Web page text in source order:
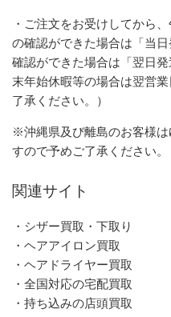
・ご注文をお受けしてから
の確認ができた場合は「当
確認ができた場合は「翌日
末年始休暇等の場合は翌営
了承ください。）
※沖縄県及び離島のお客様
すので予めご了承ください。
関連サイト
・シザー買取・下取り
・ヘアアイロン買取
・ヘアドライヤー買取
・全国対応の宅配買取
・持ち込みの店頭買取